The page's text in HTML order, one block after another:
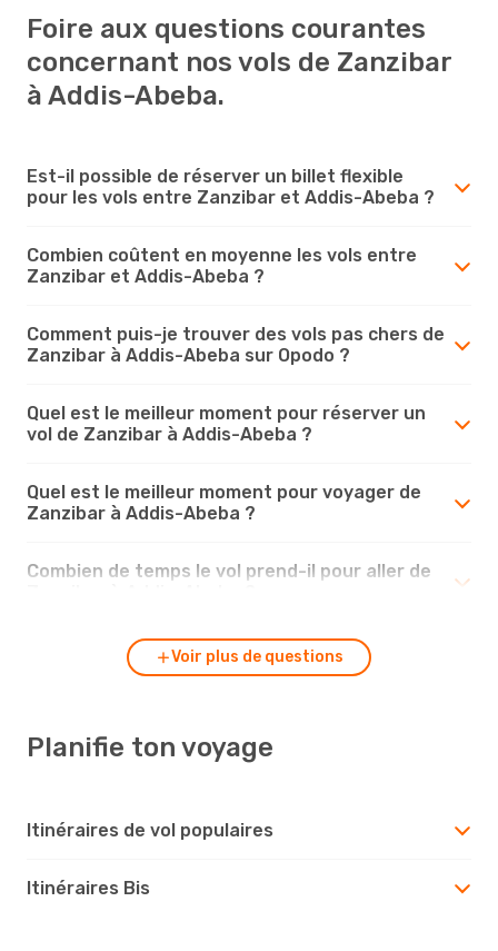
Foire aux questions courantes
concernant nos vols de Zanzibar
à Addis-Abeba.
Est-il possible de réserver un billet flexible
pour les vols entre Zanzibar et Addis-Abeba ?
Combien coûtent en moyenne les vols entre
Zanzibar et Addis-Abeba ?
Comment puis-je trouver des vols pas chers de
Zanzibar à Addis-Abeba sur Opodo ?
Quel est le meilleur moment pour réserver un
vol de Zanzibar à Addis-Abeba ?
Quel est le meilleur moment pour voyager de
Zanzibar à Addis-Abeba ?
Combien de temps le vol prend-il pour aller de
Voir plus de questions
Planifie ton voyage
Itinéraires de vol populaires
Itinéraires Bis